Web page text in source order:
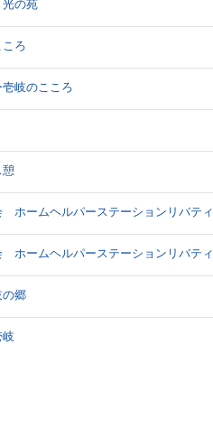
の苑
ろ
岐のこころ
ームヘルパーステーションリバティ
ームヘルパーステーションリバティ
郷